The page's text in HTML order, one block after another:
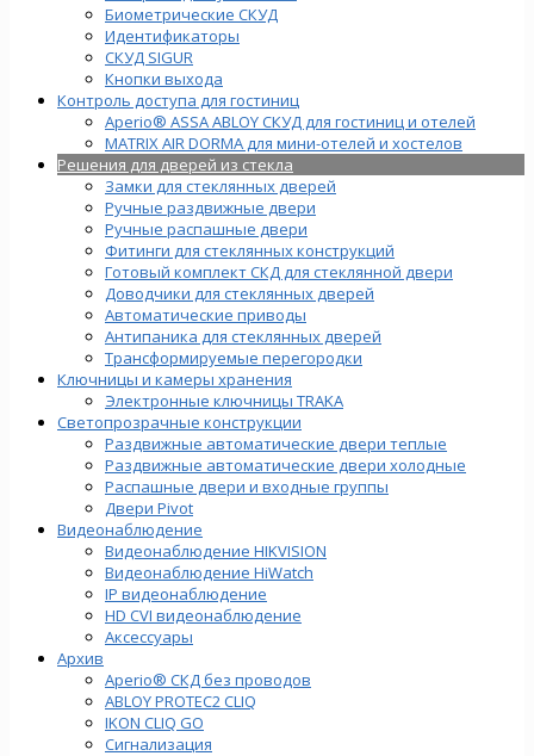
Биометрические СКУД
Идентификаторы
СКУД SIGUR
Кнопки выхода
Контроль доступа для гостиниц
Aperio® ASSA ABLOY СКУД для гостиниц и отелей
MATRIX AIR DORMA для мини-отелей и хостелов
Решения для дверей из стекла
Замки для стеклянных дверей
Ручные раздвижные двери
Ручные распашные двери
Фитинги для стеклянных конструкций
Готовый комплект СКД для стеклянной двери
Доводчики для стеклянных дверей
Автоматические приводы
Антипаника для стеклянных дверей
Трансформируемые перегородки
Ключницы и камеры хранения
Электронные ключницы TRAKA
Светопрозрачные конструкции
Раздвижные автоматические двери теплые
Раздвижные автоматические двери холодные
Распашные двери и входные группы
Двери Pivot
Видеонаблюдение
Видеонаблюдение HIKVISION
Видеонаблюдение HiWatch
IP видеонаблюдение
HD CVI видеонаблюдение
Аксессуары
Архив
Aperio® СКД без проводов
ABLOY PROTEC2 CLIQ
IKON CLIQ GO
Сигнализация